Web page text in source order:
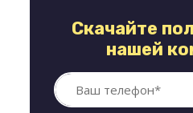
Скачайте
нашей